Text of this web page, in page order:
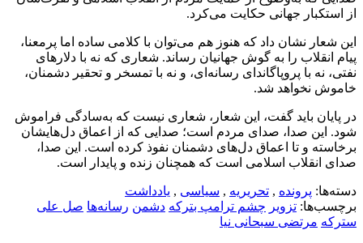
از استکبار جهانی حکایت می‌کرد.
این شعار نشان داد که هنوز هم می‌توان با کلامی ساده اما پرمعنا،
پیام انقلاب را به گوش جهانیان رساند. شعاری که نه با دلارهای
نفتی، نه با پروپاگاندای رسانه‌ای، و نه با تمسخر و تحقیر دشمنان،
خاموش نخواهد شد.
در پایان باید گفت، این شعار، شعاری نیست که به‌سادگی فراموش
شود. این صدا، صدای مردم است؛ صدایی که از اعماق دل‌هایشان
برخاسته و تا اعماق دل‌های دشمنان نفوذ کرده است. این صدا،
صدای انقلاب اسلامی است که همچنان زنده و پایدار است.
دسته‌ها: پرونده , تحریریه , سیاسی , یادداشت
برچسب‌ها: تزویر چشم ترامپ بترکه دشمن رسانه‌ها صل علی
سترکه مرتضی سبحانی نیا